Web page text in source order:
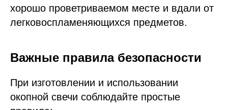
хорошо проветриваемом месте и вдали от
легковоспламеняющихся предметов.
Важные правила безопасности
При изготовлении и использовании
окопной свечи соблюдайте простые